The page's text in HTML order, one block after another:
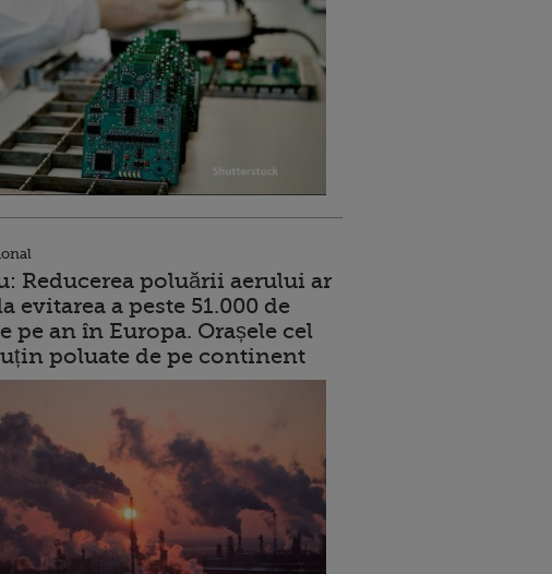
Reducerea poluării aerului ar
evitarea a peste 51.000 de
pe an în Europa. Orașele cel
poluate de pe continent